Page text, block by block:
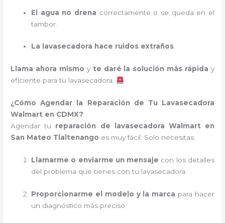
El agua no drena correctamente o se queda en el
tambor.
La lavasecadora hace ruidos extraños.
Llama ahora mismo y te daré la solución más rápida y
eficiente para tu lavasecadora.
¿Cómo Agendar la Reparación de Tu Lavasecadora
Walmart en CDMX?
Agendar tu reparación de lavasecadora Walmart en
San Mateo Tlaltenango es muy fácil. Solo necesitas:
Llamarme o enviarme un mensaje con los detalles
del problema que tienes con tu lavasecadora.
Proporcionarme el modelo y la marca para hacer
un diagnóstico más preciso.